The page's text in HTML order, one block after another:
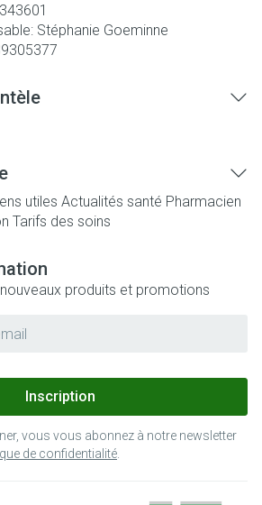
343601
Stéphanie Goeminne
utiles Actualités santé Pharmacien
Tarifs des soins
produits et promotions
Inscription
vous vous abonnez à notre newsletter
de confidentialité